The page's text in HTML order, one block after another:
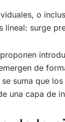
o
lineal: surge
de
suma que los
una capa de